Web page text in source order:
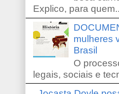
Explico, para
mulheres
Brasil
O
legais, sociais e